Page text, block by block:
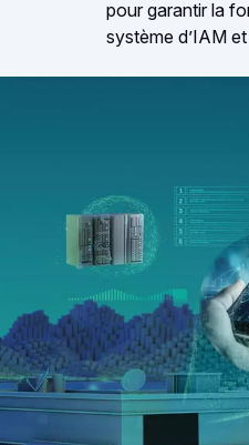
pour garantir la
système d’IAM